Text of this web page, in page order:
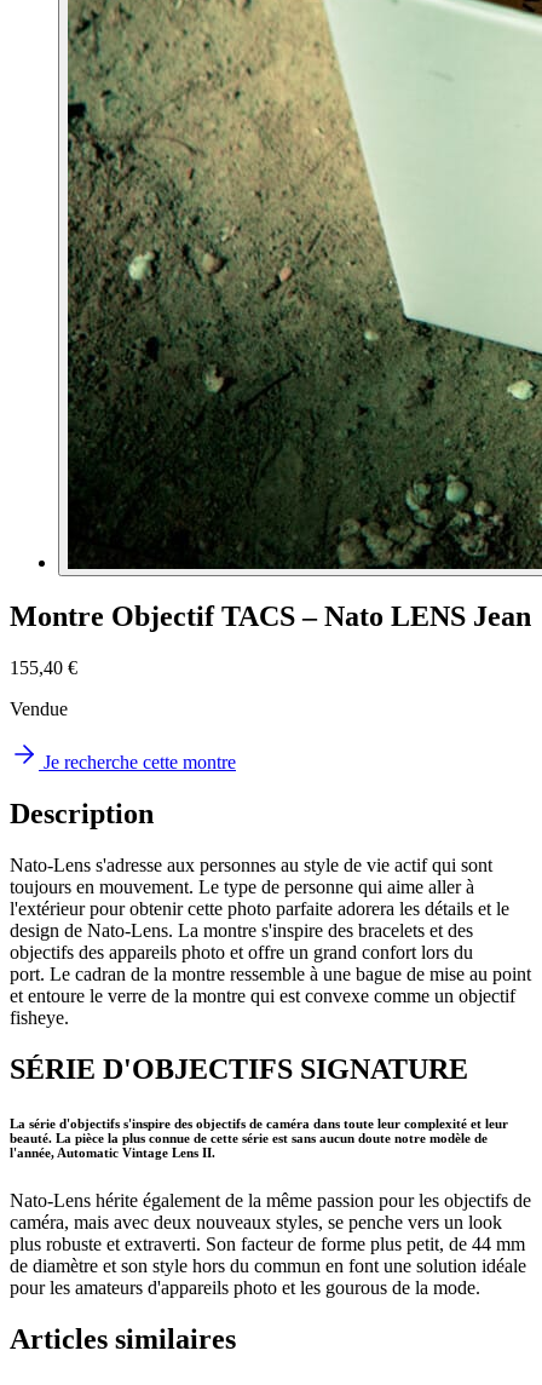
Montre Objectif TACS – Nato LENS Jean
155,40 €
Vendue
Je recherche cette montre
Description
Nato-Lens s'adresse aux personnes au style de vie actif qui sont
toujours en mouvement. Le type de personne qui aime aller à
l'extérieur pour obtenir cette photo parfaite adorera les détails et le
design de Nato-Lens. La montre s'inspire des bracelets et des
objectifs des appareils photo et offre un grand confort lors du
port. Le cadran de la montre ressemble à une bague de mise au point
et entoure le verre de la montre qui est convexe comme un objectif
fisheye.
SÉRIE D'OBJECTIFS SIGNATURE
La série d'objectifs s'inspire des objectifs de caméra dans toute leur complexité et leur
beauté. La pièce la plus connue de cette série est sans aucun doute notre modèle de
l'année, Automatic Vintage Lens II.
Nato-Lens hérite également de la même passion pour les objectifs de
caméra, mais avec deux nouveaux styles, se penche vers un look
plus robuste et extraverti. Son facteur de forme plus petit, de 44 mm
de diamètre et son style hors du commun en font une solution idéale
pour les amateurs d'appareils photo et les gourous de la mode.
Articles similaires